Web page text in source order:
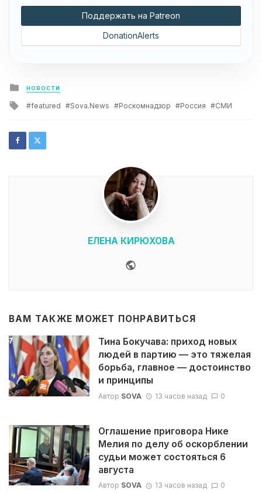
Поддержать на Patreon
DonationAlerts
Posted
in
НОВОСТИ
Tagged
featured Sova.News Роскомнадзор Россия СМИ
ЕЛЕНА КИРЮХОВА
ВАМ ТАКЖЕ МОЖЕТ ПОНРАВИТЬСЯ
Тина Бокучава: приход новых
людей в партию — это тяжелая
борьба, главное — достоинство
и принципы
Автор SOVA 13 часов назад 0
Оглашение приговора Нике
Мелия по делу об оскорблении
судьи может состояться 6
августа
Автор SOVA 13 часов назад 0